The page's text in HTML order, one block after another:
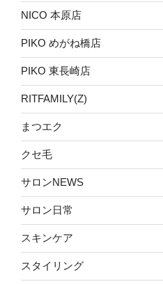
NICO 本原店
PIKO めがね橋店
PIKO 東長崎店
RITFAMILY(Z)
まつエク
クセ毛
サロンNEWS
サロン日常
スキンケア
スタイリング